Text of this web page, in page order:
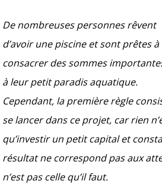
De nombreuses personnes rêvent
d’avoir une piscine et sont prêtes à
consacrer des sommes
à leur petit paradis aquatique.
Cependant, la première règle
se lancer dans ce projet, car rien
qu’investir un petit capital et
résultat ne correspond pas aux
n’est pas celle qu’il faut.